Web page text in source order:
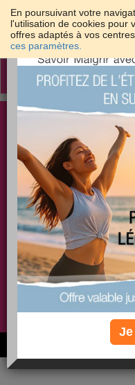
En poursuivant votre
l'utilisation de cookies pour
offres adaptés à vos
ces paramètres.
Toggle
Les meilleures
PLUS
EFFICACE
Non, je
6M de personnes ont